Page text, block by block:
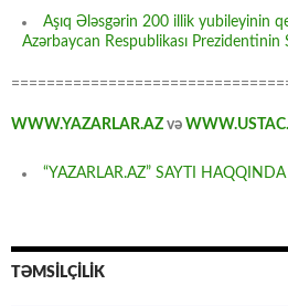
Aşıq Ələsgərin 200 illik yubileyinin
Azərbaycan Respublikası Prezidentinin
WWW.YAZARLAR.AZ və
“YAZARLAR.AZ” SAYTI HAQQINDA
TƏMSİLÇİLİK